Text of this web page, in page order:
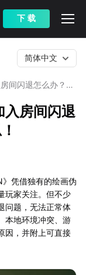
下 载
间闪退怎么办？实
简体中文
房间闪退
凭借独有的绘画伪
玩家关注。但不少
问题，无法正常体
本地环境冲突、游
因，并附上可直接